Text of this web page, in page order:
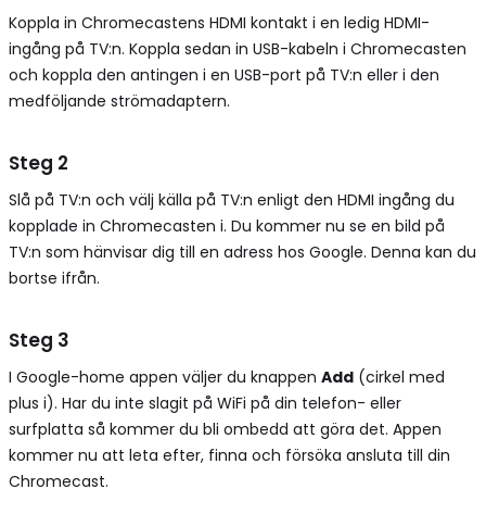
Koppla in Chromecastens HDMI kontakt i en ledig HDMI-
ingång på TV:n. Koppla sedan in USB-kabeln i Chromecasten
och koppla den antingen i en USB-port på TV:n eller i den
medföljande strömadaptern.
Steg 2
Slå på TV:n och välj källa på TV:n enligt den HDMI ingång du
kopplade in Chromecasten i. Du kommer nu se en bild på
TV:n som hänvisar dig till en adress hos Google. Denna kan du
bortse ifrån.
Steg 3
I Google-home appen väljer du knappen Add (cirkel med
plus i). Har du inte slagit på WiFi på din telefon- eller
surfplatta så kommer du bli ombedd att göra det. Appen
kommer nu att leta efter, finna och försöka ansluta till din
Chromecast.